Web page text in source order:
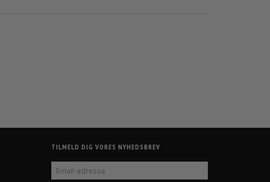
TILMELD DIG VORES NYHEDSBREV
ADRESSE